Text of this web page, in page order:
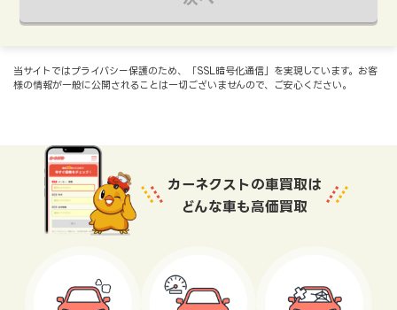
当サイトではプライバシー保護のため、「SSL暗号化通信」を実現しています。お客
様の情報が一般に公開されることは一切ございませんので、ご安心ください。
カーネクストの車買取は
どんな車も高価買取